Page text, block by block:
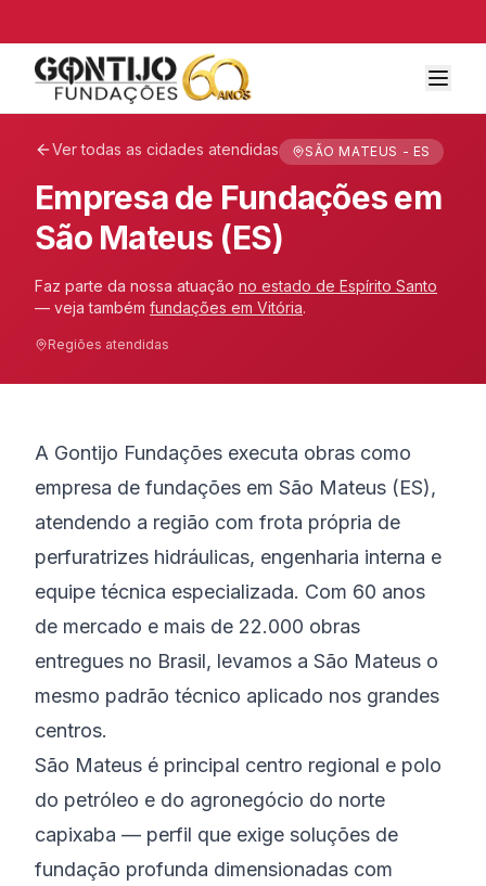
Ver todas as cidades atendidas SÃO MATEUS - ES
Empresa de Fundações em
São Mateus (ES)
Faz parte da nossa atuação no estado de Espírito Santo
— veja também fundações em Vitória.
Regiões atendidas
A Gontijo Fundações executa obras como
empresa de fundações em São Mateus (ES),
atendendo a região com frota própria de
perfuratrizes hidráulicas, engenharia interna e
equipe técnica especializada. Com 60 anos
de mercado e mais de 22.000 obras
entregues no Brasil, levamos a São Mateus o
mesmo padrão técnico aplicado nos grandes
centros.
São Mateus é principal centro regional e polo
do petróleo e do agronegócio do norte
capixaba — perfil que exige soluções de
fundação profunda dimensionadas com